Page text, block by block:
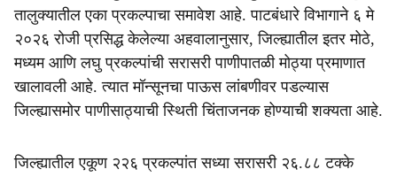
e
तालुक्यातील एका प्रकल्पाचा समावेश आहे. पाटबंधारे विभागाने ६ मे
२०२६ रोजी प्रसिद्ध केलेल्या अहवालानुसार, जिल्ह्यातील इतर मोठे,
मध्यम आणि लघु प्रकल्पांची सरासरी पाणीपातळी मोठ्या प्रमाणात
खालावली आहे. त्यात मॉन्सूनचा पाऊस लांबणीवर पडल्यास
जिल्ह्यासमोर पाणीसाठ्याची स्थिती चिंताजनक होण्याची शक्यता आहे.
जिल्ह्यातील एकूण २२६ प्रकल्पांत सध्या सरासरी २६.८८ टक्के